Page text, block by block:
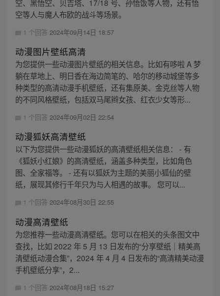
空、黑悟空、贝吉塔、17/18 号、孙悟饭等人物，还有悟
空等人与魔人布欧的战斗等场景。
1 个回答 2024年09月14日 18:57
动漫图片壁纸高清
为您提供一些动漫图片壁纸的相关信息。比如有哆啦 A 梦
躺在草地上、明日香在海边简笔的、哈尔的移动城堡等多
种类型的高清动漫手机壁纸，还有集原美、金克丝等人物
的不同风格壁纸，包括双马尾辫女孩、红衣少女等形...
1 个回答 2024年09月02日 22:54
动漫狐妖高清壁纸
以下为您提供一些动漫狐妖的高清壁纸相关信息： - 有
《狐妖小红娘》的高清壁纸，涵盖多种类型，比如角色
图、全家福等。 - 还有以狐妖为主题的美丽小狐仙的壁
纸，展现其修行千年只为与人相遇的故事。 您可以...
1 个回答 2024年08月30日 22:55
动漫高清壁纸
为您推荐一些动漫高清壁纸。您可以在相关的头条图文中
查找，比如 2022 年 5 月 13 日发布的“分享壁纸｜精美高
清壁纸动漫合集”，2024 年 4 月 4 日发布的“高清精美动漫
手机壁纸分享”，2...
1 个回答 2024年08月18日 15:27